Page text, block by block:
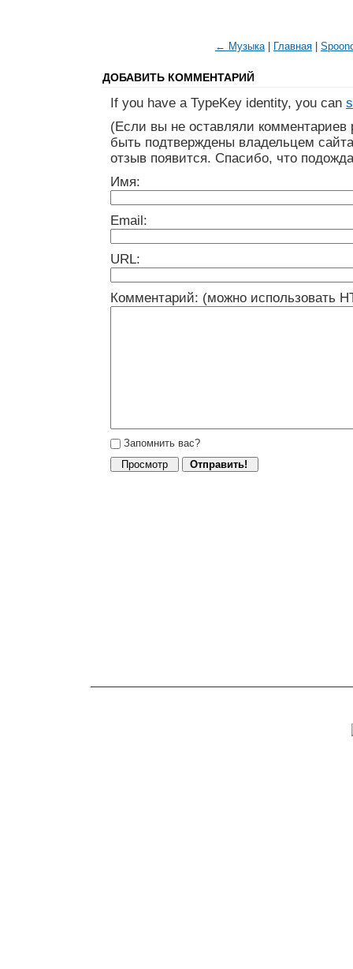
← Музыка| Главная
ДОБАВИТЬ КОММЕНТАРИЙ
If you have a TypeKey identity, you can
(Если вы не оставляли
быть подтверждены владельцем
отзыв появится. Спасибо, что
Имя:
Email:
URL:
Комментарий: (можно использовать
Запомнить вас?